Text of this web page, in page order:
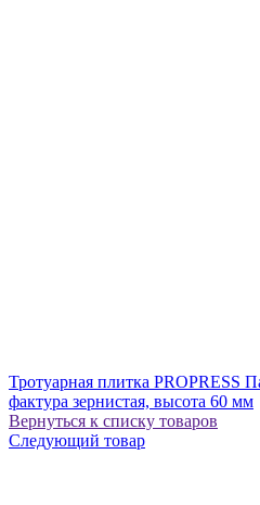
Тротуарная плитка PROPRESS
фактура зернистая, высота 60 мм
Вернуться к списку товаров
Следующий товар